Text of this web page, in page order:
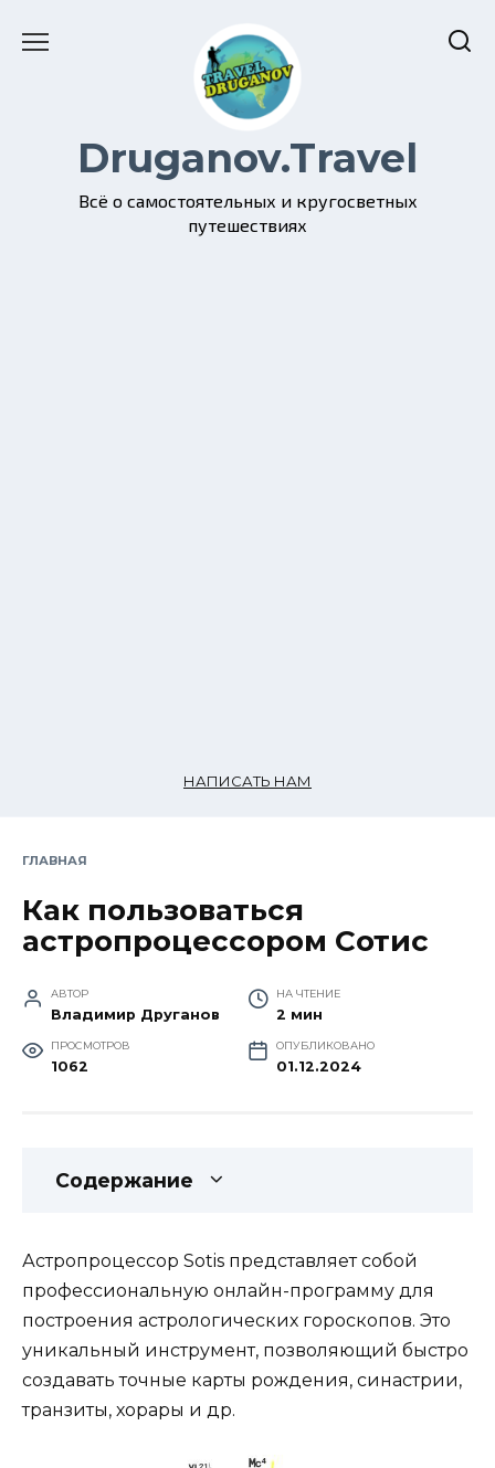
Druganov.Travel
Всё о самостоятельных и кругосветных
путешествиях
НАПИСАТЬ НАМ
ГЛАВНАЯ
Как пользоваться
астропроцессором Сотис
АВТОР
Владимир Друганов
НА ЧТЕНИЕ
2 мин
ПРОСМОТРОВ
1062
ОПУБЛИКОВАНО
01.12.2024
Содержание
Астропроцессор Sotis представляет собой
профессиональную онлайн-программу для
построения астрологических гороскопов. Это
уникальный инструмент, позволяющий быстро
создавать точные карты рождения, синастрии,
транзиты, хорары и др.